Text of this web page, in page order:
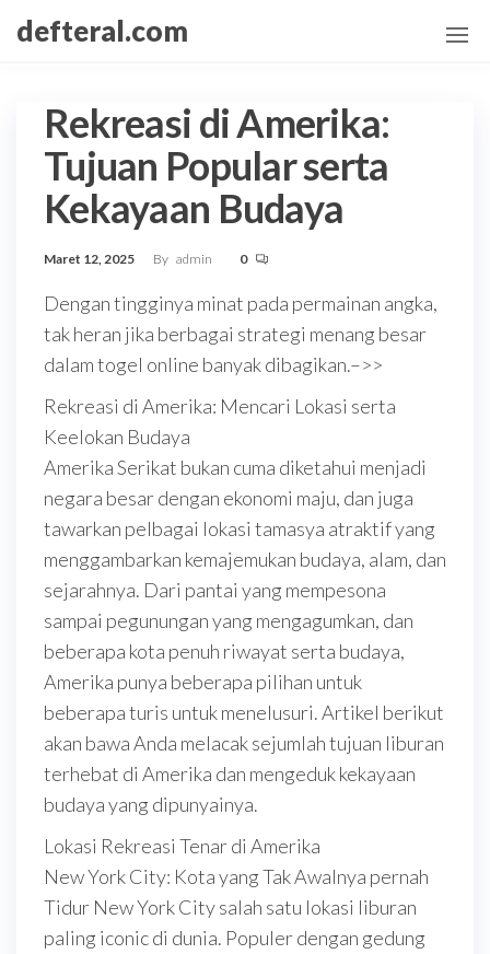
Skip
content
defteral.com
Rekreasi di Amerika:
Tujuan Popular serta
Kekayaan Budaya
Maret 12, 2025 By admin 0
Dengan tingginya minat pada permainan angka,
tak heran jika berbagai strategi menang besar
dalam togel online banyak dibagikan.–>>
Rekreasi di Amerika: Mencari Lokasi serta
Keelokan Budaya
Amerika Serikat bukan cuma diketahui menjadi
negara besar dengan ekonomi maju, dan juga
tawarkan pelbagai lokasi tamasya atraktif yang
menggambarkan kemajemukan budaya, alam, dan
sejarahnya. Dari pantai yang mempesona
sampai pegunungan yang mengagumkan, dan
beberapa kota penuh riwayat serta budaya,
Amerika punya beberapa pilihan untuk
beberapa turis untuk menelusuri. Artikel berikut
akan bawa Anda melacak sejumlah tujuan liburan
terhebat di Amerika dan mengeduk kekayaan
budaya yang dipunyainya.
Lokasi Rekreasi Tenar di Amerika
New York City: Kota yang Tak Awalnya pernah
Tidur New York City salah satu lokasi liburan
paling iconic di dunia. Populer dengan gedung